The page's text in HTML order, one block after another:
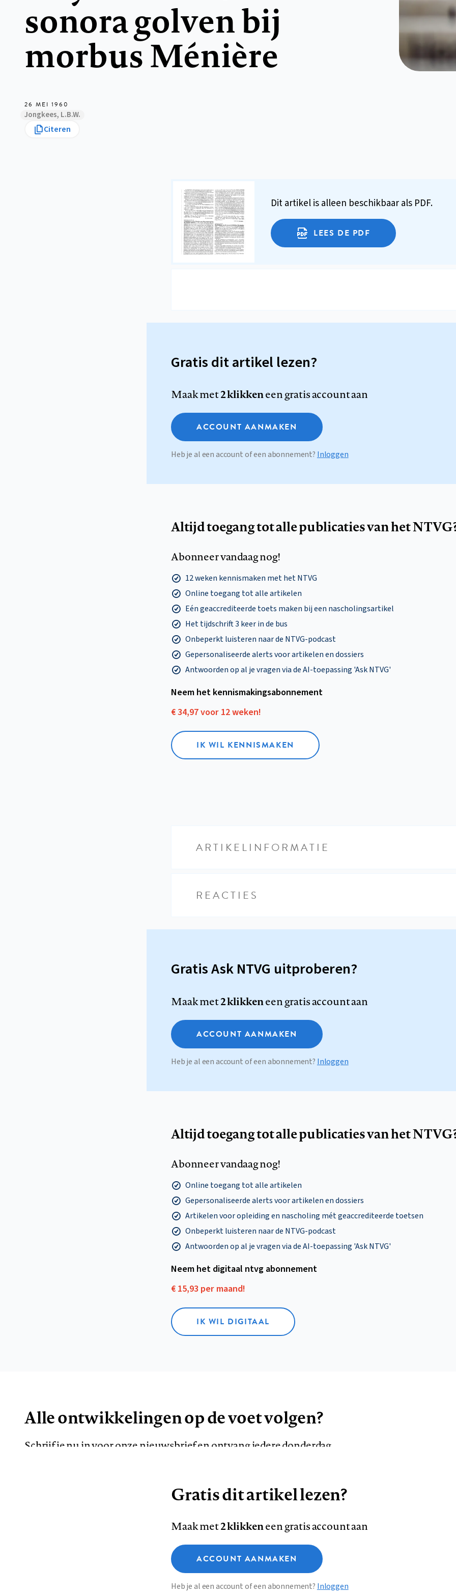
sonora golven bij
morbus Ménière
26 MEI 1960
Jongkees, L.B.W.
Citeren
Dit artikel is alleen beschikbaar als PDF.
LEES DE PDF
Gratis dit artikel lezen?
Maak met2 klikkeneen gratis account aan
ACCOUNT AANMAKEN
Heb je al een account of een abonnement? Inloggen
Altijd toegang tot alle publicaties van het
Abonneer vandaag nog!
12 weken kennismaken met het NTVG
Online toegang tot alle artikelen
Eén geaccrediteerde toets maken bij een nascholingsartikel
Het tijdschrift 3 keer in de bus
Onbeperkt luisteren naar de NTVG-podcast
Gepersonaliseerde alerts voor artikelen en dossiers
Antwoorden op al je vragen via de AI-toepassing 'Ask NTVG'
Neem het kennismakings­abonnement
€ 34,97 voor 12 weken!
IK WIL KENNISMAKEN
ARTIKELINFORMATIE
REACTIES
Gratis Ask NTVG uitproberen?
Maak met2 klikkeneen gratis account aan
ACCOUNT AANMAKEN
Heb je al een account of een abonnement? Inloggen
Altijd toegang tot alle publicaties van het
Abonneer vandaag nog!
Online toegang tot alle artikelen
Gepersonaliseerde alerts voor artikelen en dossiers
Artikelen voor opleiding en nascholing mét geaccrediteerde toetsen
Onbeperkt luisteren naar de NTVG-podcast
Antwoorden op al je vragen via de AI-toepassing 'Ask NTVG'
Neem het digitaal ntvg abonnement
€ 15,93 per maand!
IK WIL DIGITAAL
Alle ontwikkelingen op de voet volgen?
Schrijf je nu in voor onze nieuwsbrief en ontvang iedere donderdag
AANMELDEN
Colofon Disclaimer Privacy About us
Deze site gebruikt cookies
Functionele cookies
Analytische cookies
Gratis dit artikel lezen?
Maak met2 klikkeneen gratis account aan
ACCOUNT AANMAKEN
Heb je al een account of een abonnement? Inloggen